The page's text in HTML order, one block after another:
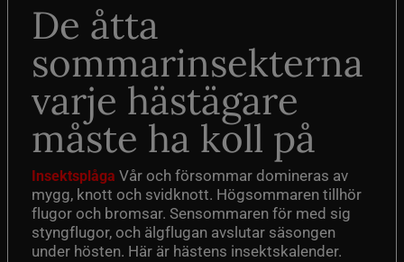
De åtta
sommarinsekterna
varje hästägare
måste ha koll på
Insektsplåga Vår och försommar domineras av
mygg, knott och svidknott. Högsommaren tillhör
flugor och bromsar. Sensommaren för med sig
styngflugor, och älgflugan avslutar säsongen
under hösten. Här är hästens insektskalender.